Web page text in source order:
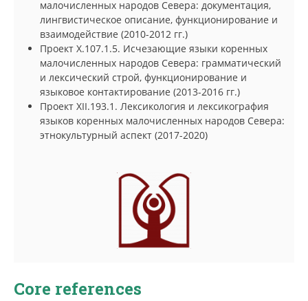
малочисленных народов Севера: документация,
лингвистическое описание, функционирование и
взаимодействие (2010-2012 гг.)
Проект X.107.1.5. Исчезающие языки коренных
малочисленных народов Севера: грамматический
и лексический строй, функционирование и
языковое контактирование (2013-2016 гг.)
Проект XII.193.1. Лексикология и лексикография
языков коренных малочисленных народов Севера:
этнокультурный аспект (2017-2020)
Core references